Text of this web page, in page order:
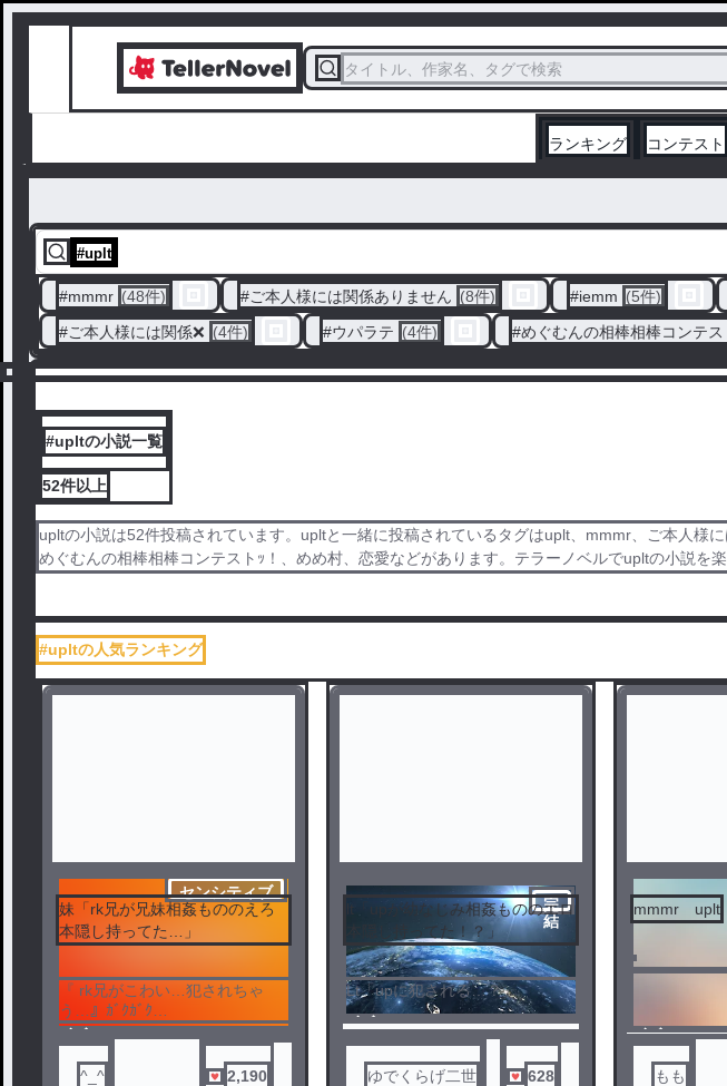
タイトル、作家名、タグで検索
ランキング コンテスト
#uplt
#mmmr (48件) #ご本人様には関係ありません (8件) #iemm (5件)
#ご本人様には関係❌ (4件) #ウパラテ (4件) #めぐむんの相棒相棒コンテス
#upltの小説一覧
52件以上
upltの小説は52件投稿されています。upltと一緒に投稿されているタグはuplt、mmmr、ご本人様
めぐむんの相棒相棒コンテストｯ！、めめ村、恋愛などがあります。テラーノベルでupltの小説を楽
#upltの人気ランキング
ノベ
センシティブ
妹「rk兄が兄妹相姦もののえろ
本隠し持ってた…」
『 rk兄がこわい…犯されちゃ
う…』ｶﾞｸｶﾞｸ
hnrk メイン ほんのり uplt
^_^ 2,190
ノベ
ル
完
結
lt「upが幼なじみ相姦もののエロ
本隠し持ってた！？」
Lt「upに犯される…？」
某コピペネタです。
まあまあ過激な表現がありま
す！ゆでくらげ二世 628
ノベ
mmmr uplt
もも